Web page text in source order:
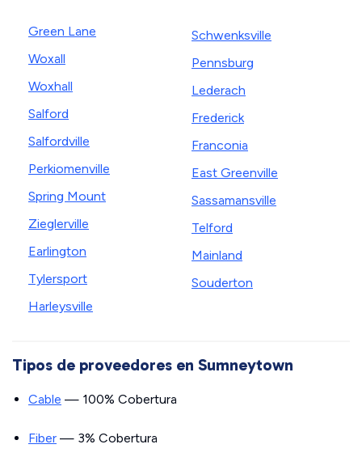
Green Lane
Woxall
Woxhall
Salford
Salfordville
Perkiomenville
Spring Mount
Zieglerville
Earlington
Tylersport
Harleysville
Schwenksville
Pennsburg
Lederach
Frederick
Franconia
East Greenville
Sassamansville
Telford
Mainland
Souderton
Tipos de proveedores en Sumneytown
Cable — 100% Cobertura
Fiber — 3% Cobertura